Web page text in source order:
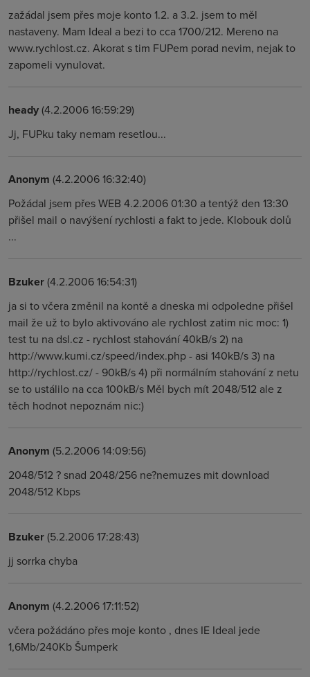
zažádal jsem přes moje konto 1.2. a 3.2. jsem to měl
nastaveny. Mam Ideal a bezi to cca 1700/212. Mereno na
www.rychlost.cz. Akorat s tim FUPem porad nevim, nejak to
zapomeli vynulovat.
heady(4.2.2006 16:59:29)
Jj, FUPku taky nemam resetlou...
Anonym (4.2.2006 16:32:40)
Požádal jsem přes WEB 4.2.2006 01:30 a tentýž den 13:30
přišel mail o navýšení rychlosti a fakt to jede. Klobouk dolů
...
Bzuker(4.2.2006 16:54:31)
ja si to včera změnil na kontě a dneska mi odpoledne přišel
mail že už to bylo aktivováno ale rychlost zatim nic moc: 1)
test tu na dsl.cz - rychlost stahování 40kB/s 2) na
http://www.kumi.cz/speed/index.php - asi 140kB/s 3) na
http://rychlost.cz/ - 90kB/s 4) při normálním stahování z netu
se to ustálilo na cca 100kB/s Měl bych mít 2048/512 ale z
těch hodnot nepoznám nic:)
Anonym (5.2.2006 14:09:56)
2048/512 ? snad 2048/256 ne?nemuzes mit download
2048/512 Kbps
Bzuker(5.2.2006 17:28:43)
jj sorrka chyba
Anonym (4.2.2006 17:11:52)
včera požádáno přes moje konto , dnes IE Ideal jede
1,6Mb/240Kb Šumperk